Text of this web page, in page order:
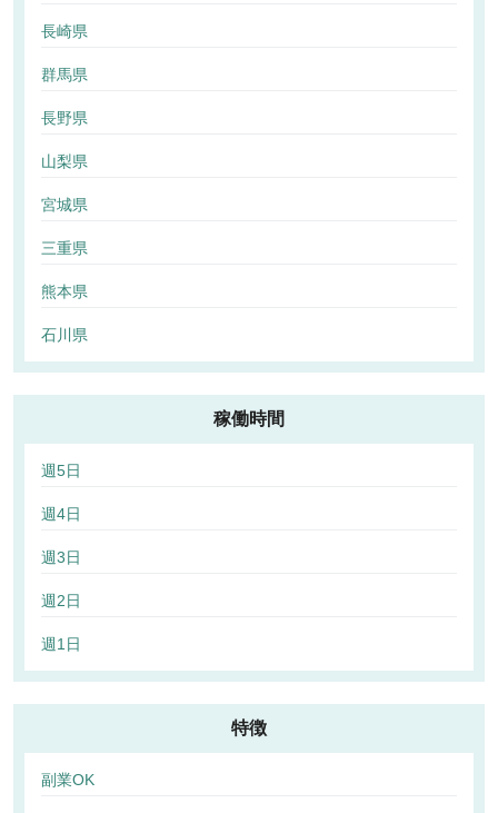
長崎県
群馬県
長野県
山梨県
宮城県
三重県
熊本県
石川県
稼働時間
週5日
週4日
週3日
週2日
週1日
特徴
副業OK